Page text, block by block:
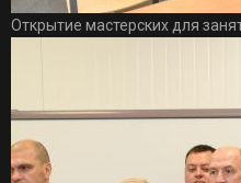
Открытие мастерских для